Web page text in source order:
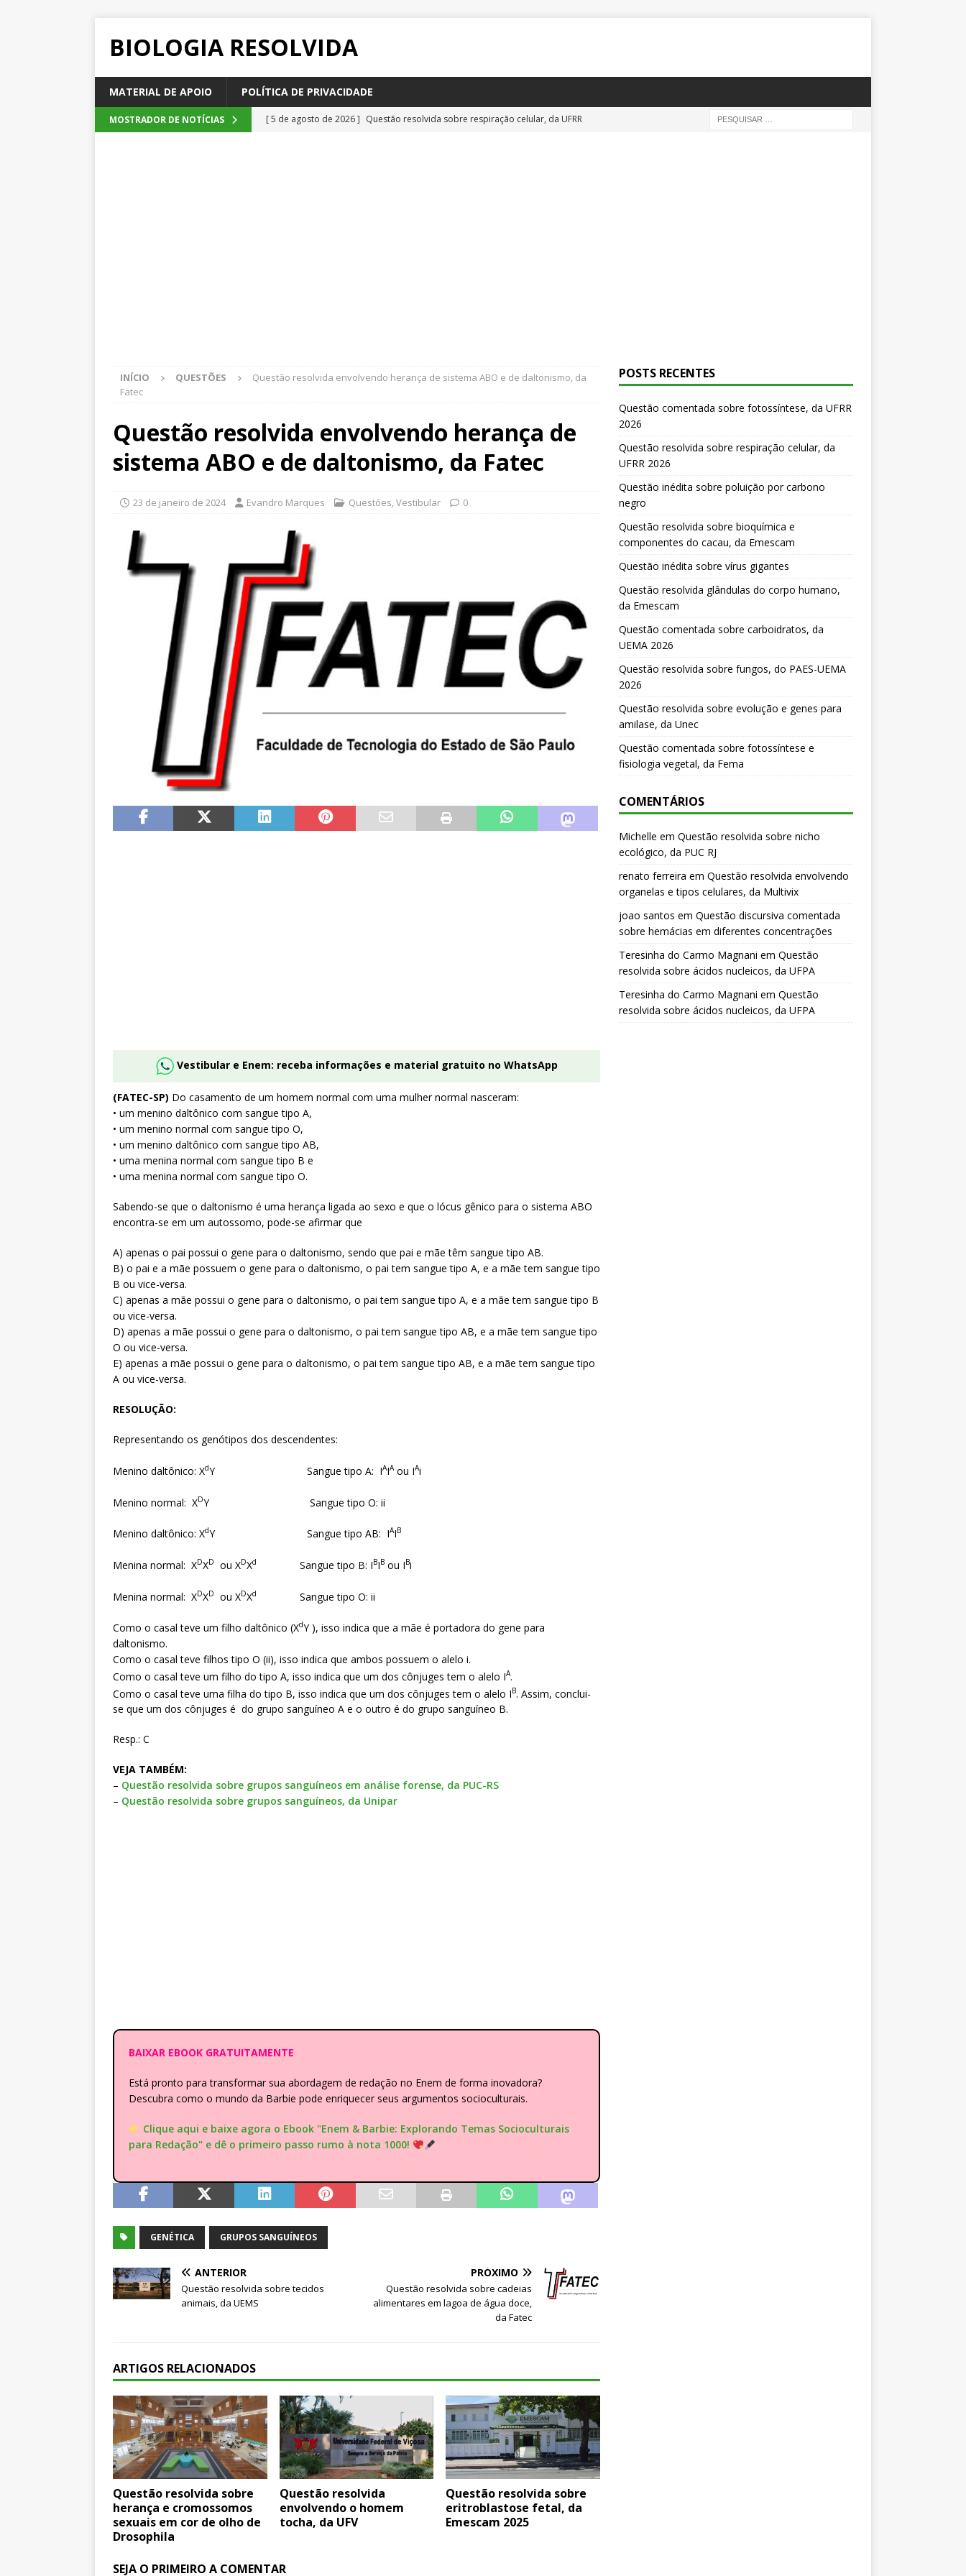
BIOLOGIA RESOLVIDA
MATERIAL DE APOIO POLÍTICA DE PRIVACIDADE
MOSTRADOR DE NOTÍCIAS [ 5 de agosto de 2026 ] Questão resolvida sobre respiração celular, da UFRR
INÍCIO QUESTÕES
Questão resolvida envolvendo herança de sistema ABO e de daltonismo, da
Fatec
Questão resolvida envolvendo herança de
sistema ABO e de daltonismo, da Fatec
23 de janeiro de 2024 Evandro Marques Questões,Vestibular 0
Vestibular e Enem: receba informações e material gratuito no WhatsApp
(FATEC-SP) Do casamento de um homem normal com uma mulher normal nasceram:
• um menino daltônico com sangue tipo A,
• um menino normal com sangue tipo O,
• um menino daltônico com sangue tipo AB,
• uma menina normal com sangue tipo B e
• uma menina normal com sangue tipo O.
Sabendo-se que o daltonismo é uma herança ligada ao sexo e que o lócus gênico para o sistema ABO
encontra-se em um autossomo, pode-se afirmar que
A) apenas o pai possui o gene para o daltonismo, sendo que pai e mãe têm sangue tipo AB.
B) o pai e a mãe possuem o gene para o daltonismo, o pai tem sangue tipo A, e a mãe tem sangue tipo
B ou vice-versa.
C) apenas a mãe possui o gene para o daltonismo, o pai tem sangue tipo A, e a mãe tem sangue tipo B
ou vice-versa.
D) apenas a mãe possui o gene para o daltonismo, o pai tem sangue tipo AB, e a mãe tem sangue tipo
O ou vice-versa.
E) apenas a mãe possui o gene para o daltonismo, o pai tem sangue tipo AB, e a mãe tem sangue tipo
A ou vice-versa.
RESOLUÇÃO:
Representando os genótipos dos descendentes:
Menino daltônico: XdY Sangue tipo A: IAIAou IAi
Menino normal: XDY Sangue tipo O: ii
Menino daltônico: XdY Sangue tipo AB: IAIB
Menina normal: XDXD ou XDXd Sangue tipo B: IBIB ou IBi
Menina normal: XDXD ou XDXd Sangue tipo O: ii
Como o casal teve um filho daltônico (XdY ), isso indica que a mãe é portadora do gene para
daltonismo.
Como o casal teve filhos tipo O (ii), isso indica que ambos possuem o alelo i.
Como o casal teve um filho do tipo A, isso indica que um dos cônjuges tem o alelo IA.
Como o casal teve uma filha do tipo B, isso indica que um dos cônjuges tem o alelo IB. Assim, conclui-
se que um dos cônjuges é do grupo sanguíneo A e o outro é do grupo sanguíneo B.
Resp.: C
VEJA TAMBÉM:
– Questão resolvida sobre grupos sanguíneos em análise forense, da PUC-RS
– Questão resolvida sobre grupos sanguíneos, da Unipar
BAIXAR EBOOK GRATUITAMENTE
Está pronto para transformar sua abordagem de redação no Enem de forma inovadora?
Descubra como o mundo da Barbie pode enriquecer seus argumentos socioculturais.
Clique aqui e baixe agora o Ebook "Enem & Barbie: Explorando Temas Socioculturais
para Redação" e dê o primeiro passo rumo à nota 1000!
GENÉTICA GRUPOS SANGUÍNEOS
ANTERIOR
Questão resolvida sobre tecidos
animais, da UEMS
PRÓXIMO
Questão resolvida sobre cadeias
alimentares em lagoa de água doce,
da Fatec
ARTIGOS RELACIONADOS
Questão resolvida sobre
herança e cromossomos
sexuais em cor de olho de
Drosophila
Questão resolvida
envolvendo o homem
tocha, da UFV
Questão resolvida sobre
eritroblastose fetal, da
Emescam 2025
SEJA O PRIMEIRO A COMENTAR
POSTS RECENTES
Questão comentada sobre fotossíntese, da UFRR
2026
Questão resolvida sobre respiração celular, da
UFRR 2026
Questão inédita sobre poluição por carbono
negro
Questão resolvida sobre bioquímica e
componentes do cacau, da Emescam
Questão inédita sobre vírus gigantes
Questão resolvida glândulas do corpo humano,
da Emescam
Questão comentada sobre carboidratos, da
UEMA 2026
Questão resolvida sobre fungos, do PAES-UEMA
2026
Questão resolvida sobre evolução e genes para
amilase, da Unec
Questão comentada sobre fotossíntese e
fisiologia vegetal, da Fema
COMENTÁRIOS
Michelle em Questão resolvida sobre nicho
ecológico, da PUC RJ
renato ferreira em Questão resolvida envolvendo
organelas e tipos celulares, da Multivix
joao santos em Questão discursiva comentada
sobre hemácias em diferentes concentrações
Teresinha do Carmo Magnani em Questão
resolvida sobre ácidos nucleicos, da UFPA
Teresinha do Carmo Magnani em Questão
resolvida sobre ácidos nucleicos, da UFPA